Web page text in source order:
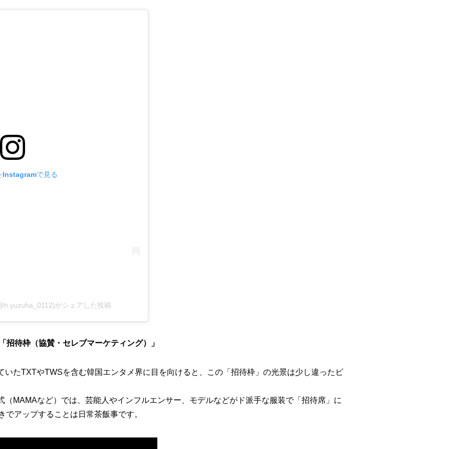
Instagramで見る
がシェアした投稿
招待枠（協賛・セレブマーケティング）」
いたTXTやTWSを含む韓国エンタメ界に目を向けると、この「招待枠」の光景は少し違ったビ
（MAMAなど）では、芸能人やインフルエンサー、モデルなどがド派手な服装で「招待席」に
アップすることは日常茶飯事です。